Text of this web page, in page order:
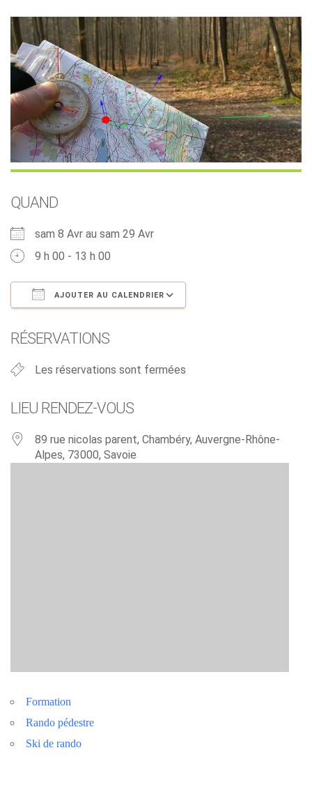
QUAND
sam 8 Avr au sam 29 Avr
9 h 00 - 13 h 00
AJOUTER AU CALENDRIER
RÉSERVATIONS
Les réservations sont fermées
LIEU RENDEZ-VOUS
89 rue nicolas parent, Chambéry, Auvergne-Rhône-
Alpes, 73000, Savoie
Formation
Rando pédestre
Ski de rando